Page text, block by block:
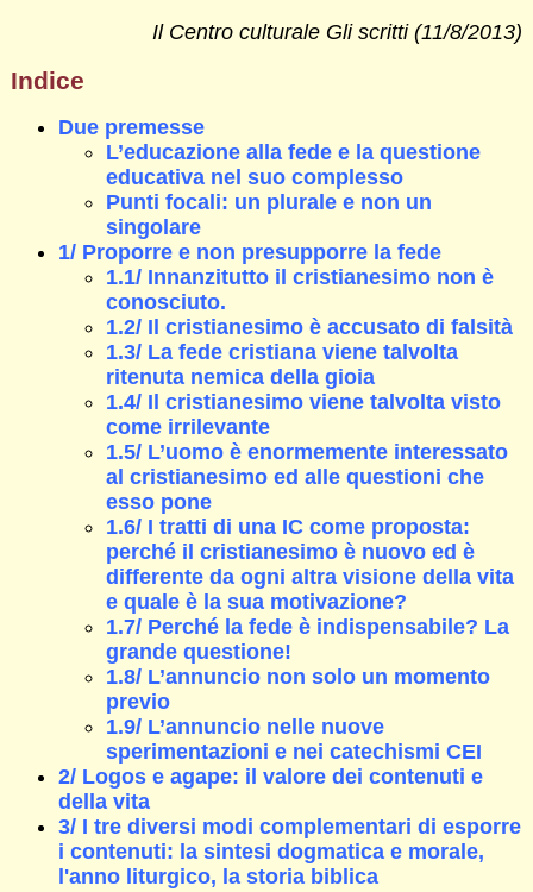
Il Centro culturale Gli scritti (11/8/2013)
Indice
Due premesse
L’educazione alla fede e la questione
educativa nel suo complesso
Punti focali: un plurale e non un
singolare
1/ Proporre e non presupporre la fede
1.1/ Innanzitutto il cristianesimo non è
conosciuto.
1.2/ Il cristianesimo è accusato di falsità
1.3/ La fede cristiana viene talvolta
ritenuta nemica della gioia
1.4/ Il cristianesimo viene talvolta visto
come irrilevante
1.5/ L’uomo è enormemente interessato
al cristianesimo ed alle questioni che
esso pone
1.6/ I tratti di una IC come proposta:
perché il cristianesimo è nuovo ed è
differente da ogni altra visione della vita
e quale è la sua motivazione?
1.7/ Perché la fede è indispensabile? La
grande questione!
1.8/ L’annuncio non solo un momento
previo
1.9/ L’annuncio nelle nuove
sperimentazioni e nei catechismi CEI
2/ Logos e agape: il valore dei contenuti e
della vita
3/ I tre diversi modi complementari di esporre
i contenuti: la sintesi dogmatica e morale,
l'anno liturgico, la storia biblica